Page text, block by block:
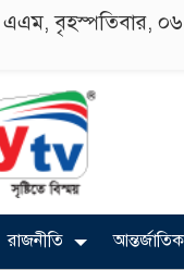
এএম, বৃহস্পতিবার,
রাজনীতি আন্তর্জাতিক